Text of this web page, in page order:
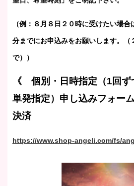
（例：８月８日２０時に受けたい場
分までにお申込みをお願いします。（
で））
《 個別・日時指定（1回ず
単発指定）申し込みフォーム
決済
https://www.shop-angeli.com/fs/